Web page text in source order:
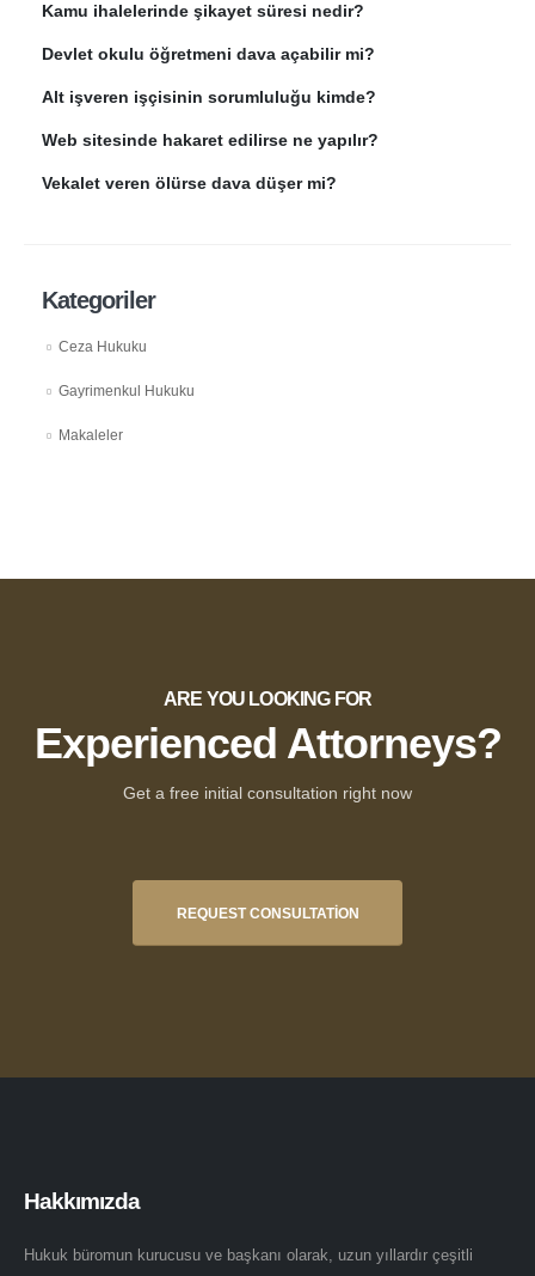
Kamu ihalelerinde şikayet süresi nedir?
Devlet okulu öğretmeni dava açabilir mi?
Alt işveren işçisinin sorumluluğu kimde?
Web sitesinde hakaret edilirse ne yapılır?
Vekalet veren ölürse dava düşer mi?
Kategoriler
Ceza Hukuku
Gayrimenkul Hukuku
Makaleler
ARE YOU LOOKING FOR
Experienced Attorneys?
Get a free initial consultation right now
REQUEST CONSULTATION
Hakkımızda
Hukuk büromun kurucusu ve başkanı olarak, uzun yıllardır çeşitli